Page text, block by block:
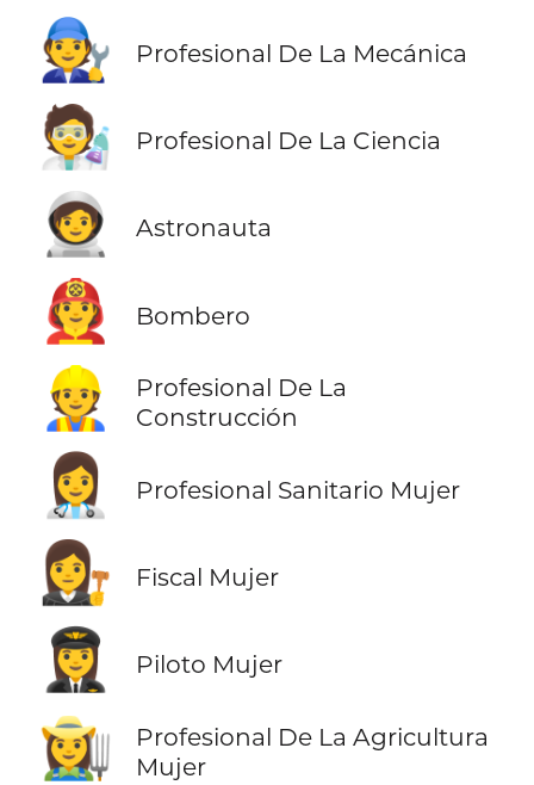
🧑‍🔧 Profesional De La Mecánica
🧑‍🔬 Profesional De La Ciencia
🧑‍🚀 Astronauta
🧑‍🚒 Bombero
👷
Profesional De La
Construcción
👩‍⚕️ Profesional Sanitario Mujer
👩‍⚖️ Fiscal Mujer
👩‍✈️ Piloto Mujer
👩‍🌾
Profesional De La Agricultura
Mujer